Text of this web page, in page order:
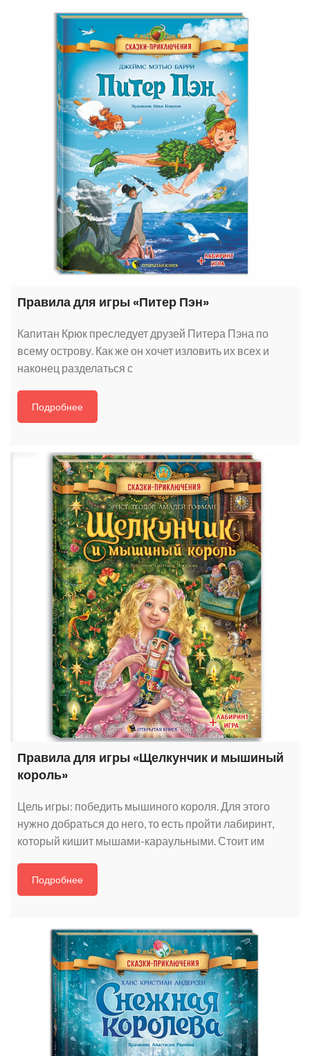
Правила для игры «Питер Пэн»
Капитан Крюк преследует друзей Питера Пэна по
всему острову. Как же он хочет изловить их всех и
наконец разделаться с
Подробнее
Правила для игры «Щелкунчик и мышиный
король»
Цель игры: победить мышиного короля. Для этого
нужно добраться до него, то есть пройти лабиринт,
который кишит мышами-караульными. Стоит им
Подробнее